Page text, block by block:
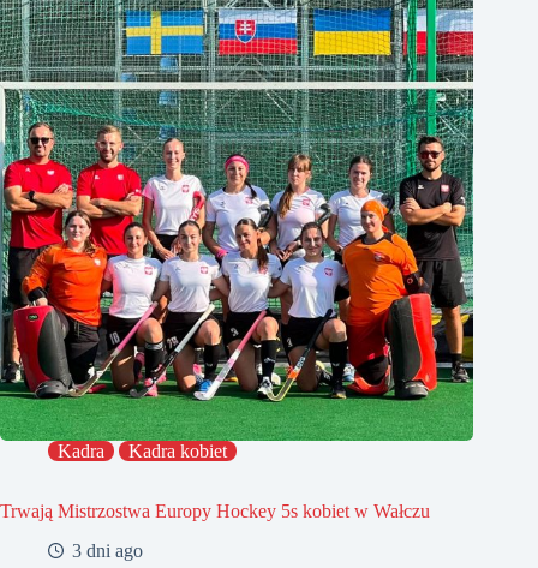
Kadra Kadra kobiet
Trwają Mistrzostwa Europy Hockey 5s kobiet w Wałczu
3 dni ago